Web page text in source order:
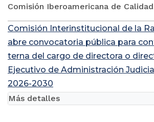
Comisión Iberoamericana de
Comisión Interinstitucional de la
abre convocatoria pública para
terna del cargo de directora o
Ejecutivo de Administración
2026-2030
Más detalles